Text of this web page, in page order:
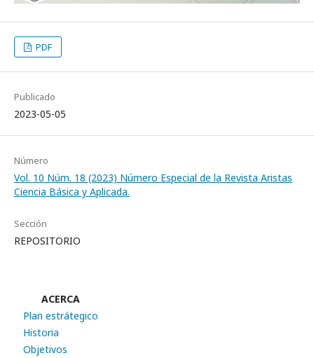
PDF
Publicado
2023-05-05
Número
Vol. 10 Núm. 18 (2023) Número Especial de la Revista Aristas
Ciencia Básica y Aplicada.
Sección
REPOSITORIO
ACERCA
Plan estrátegico
Historia
Objetivos